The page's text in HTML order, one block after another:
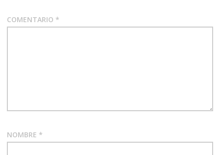
COMENTARIO *
NOMBRE *